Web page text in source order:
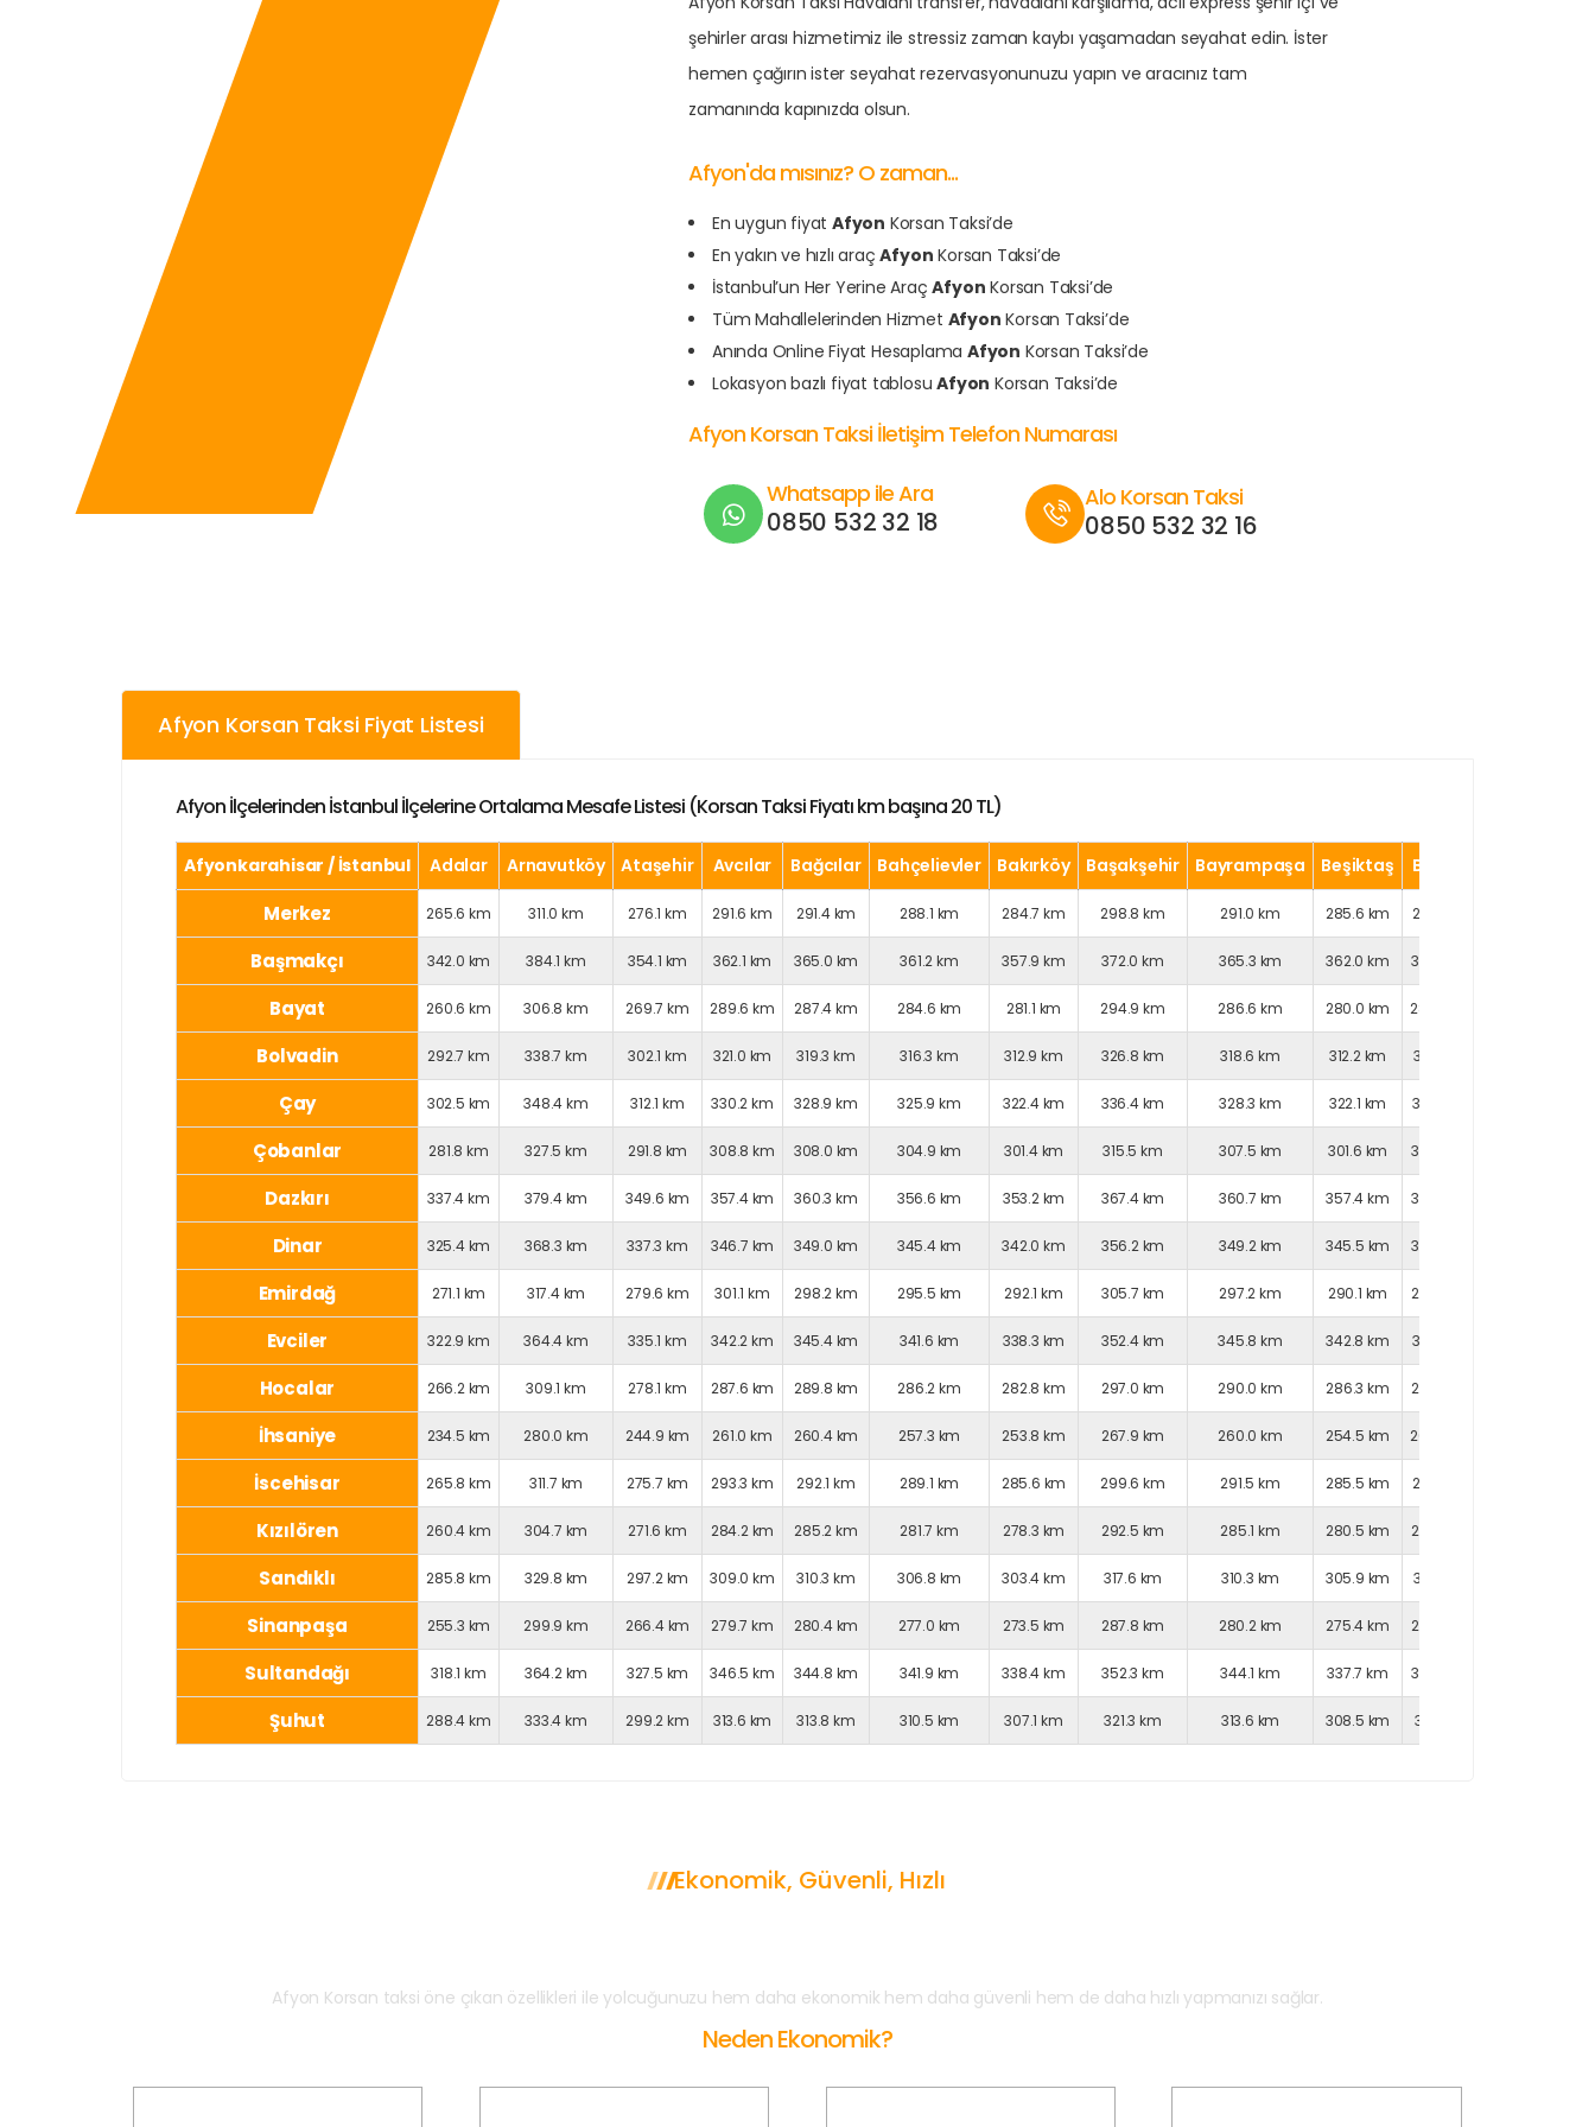
şehirler arası hizmetimiz ile stressiz zaman kaybı yaşamadan seyahat edin. İster
hemen çağırın ister seyahat rezervasyonunuzu yapın ve aracınız tam
zamanında kapınızda olsun.
Afyon'da mısınız? O zaman...
En uygun fiyat Afyon Korsan Taksi’de
En yakın ve hızlı araçAfyon Korsan Taksi’de
İstanbul’un Her Yerine AraçAfyon Korsan Taksi’de
Tüm Mahallelerinden Hizmet Afyon Korsan Taksi’de
Anında Online Fiyat Hesaplama Afyon Korsan Taksi’de
Lokasyon bazlı fiyat tablosuAfyon Korsan Taksi’de
Afyon Korsan Taksi İletişim Telefon Numarası
Whatsapp ile Ara
0850 532 32 18
Alo Korsan Taksi
0850 532 32 16
Afyon Korsan Taksi Fiyat Listesi
Afyon İlçelerinden İstanbul İlçelerine Ortalama Mesafe Listesi (Korsan Taksi Fiyatı km başına 20 TL)
Afyonkarahisar / İstanbul Adalar Arnavutköy Ataşehir Avcılar Bağcılar Bahçelievler Bakırköy Başakşehir Bayrampaşa Beşiktaş Beykoz
Merkez 265.6 km 311.0 km 276.1 km 291.6 km 291.4 km 288.1 km 284.7 km 298.8 km 291.0 km 285.6 km 291.9 km
Başmakçı 342.0 km 384.1 km 354.1 km 362.1 km 365.0 km 361.2 km 357.9 km 372.0 km 365.3 km 362.0 km 370.7 km
Bayat 260.6 km 306.8 km 269.7 km 289.6 km 287.4 km 284.6 km 281.1 km 294.9 km 286.6 km 280.0 km 284.4 km
Bolvadin 292.7 km 338.7 km 302.1 km 321.0 km 319.3 km 316.3 km 312.9 km 326.8 km 318.6 km 312.2 km 317.0 km
Çay 302.5 km 348.4 km 312.1 km 330.2 km 328.9 km 325.9 km 322.4 km 336.4 km 328.3 km 322.1 km 327.3 km
Çobanlar 281.8 km 327.5 km 291.8 km 308.8 km 308.0 km 304.9 km 301.4 km 315.5 km 307.5 km 301.6 km 307.3 km
Dazkırı 337.4 km 379.4 km 349.6 km 357.4 km 360.3 km 356.6 km 353.2 km 367.4 km 360.7 km 357.4 km 366.3 km
Dinar 325.4 km 368.3 km 337.3 km 346.7 km 349.0 km 345.4 km 342.0 km 356.2 km 349.2 km 345.5 km 353.9 km
Emirdağ 271.1 km 317.4 km 279.6 km 301.1 km 298.2 km 295.5 km 292.1 km 305.7 km 297.2 km 290.1 km 293.8 km
Evciler 322.9 km 364.4 km 335.1 km 342.2 km 345.4 km 341.6 km 338.3 km 352.4 km 345.8 km 342.8 km 351.9 km
Hocalar 266.2 km 309.1 km 278.1 km 287.6 km 289.8 km 286.2 km 282.8 km 297.0 km 290.0 km 286.3 km 294.7 km
İhsaniye 234.5 km 280.0 km 244.9 km 261.0 km 260.4 km 257.3 km 253.8 km 267.9 km 260.0 km 254.5 km 260.6 km
İscehisar 265.8 km 311.7 km 275.7 km 293.3 km 292.1 km 289.1 km 285.6 km 299.6 km 291.5 km 285.5 km 291.0 km
Kızılören 260.4 km 304.7 km 271.6 km 284.2 km 285.2 km 281.7 km 278.3 km 292.5 km 285.1 km 280.5 km 287.9 km
Sandıklı 285.8 km 329.8 km 297.2 km 309.0 km 310.3 km 306.8 km 303.4 km 317.6 km 310.3 km 305.9 km 313.5 km
Sinanpaşa 255.3 km 299.9 km 266.4 km 279.7 km 280.4 km 277.0 km 273.5 km 287.8 km 280.2 km 275.4 km 282.6 km
Sultandağı 318.1 km 364.2 km 327.5 km 346.5 km 344.8 km 341.9 km 338.4 km 352.3 km 344.1 km 337.7 km 342.4 km
Şuhut 288.4 km 333.4 km 299.2 km 313.6 km 313.8 km 310.5 km 307.1 km 321.3 km 313.6 km 308.5 km 315.1 km
Ekonomik, Güvenli, Hızlı
Afyon Korsan taksi öne çıkan özellikleri ile yolcuğunuzu hem daha ekonomik hem daha güvenli hem de daha hızlı yapmanızı sağlar.
Neden Ekonomik?